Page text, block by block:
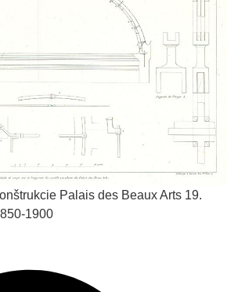
Palais des Beaux Arts 19.
1900